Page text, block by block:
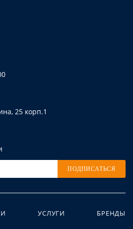
25 корп.1
ПОДПИСАТЬСЯ
УСЛУГИ БРЕНДЫ